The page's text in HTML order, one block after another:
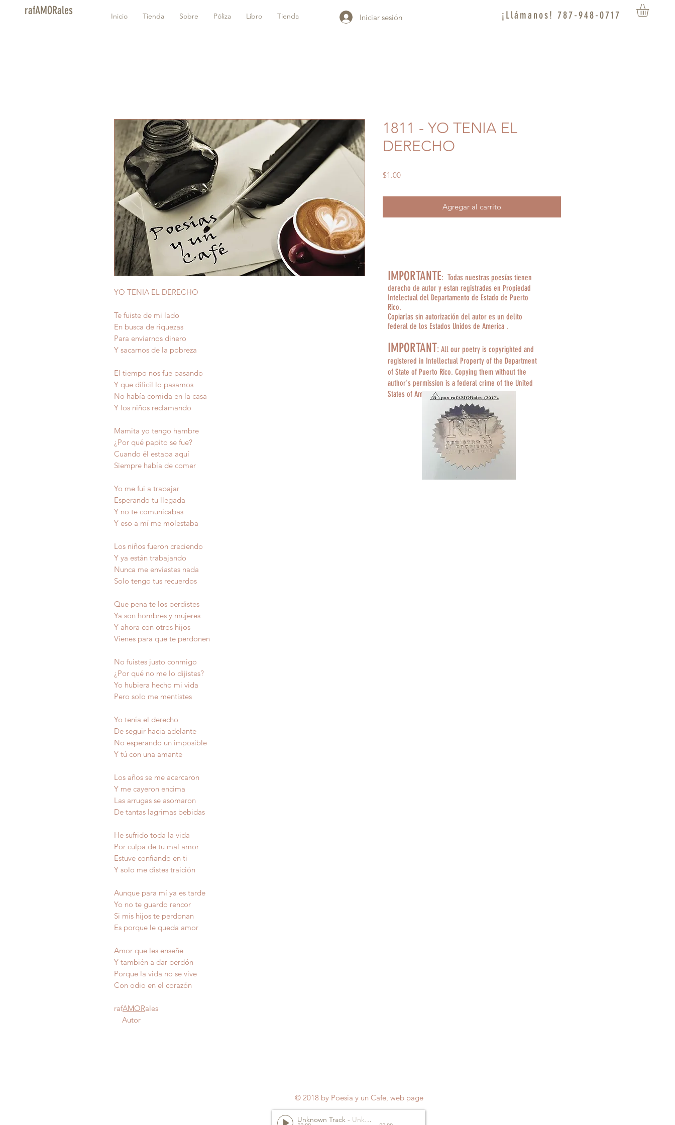
rafAMORales Inicio Tienda Sobre Póliza Libro Tienda Iniciar sesión ¡Llámanos! 787-948-0717
YO TENIA EL DERECHO
Te fuiste de mi lado
En busca de riquezas
Para enviarnos dinero
Y sacarnos de la pobreza
El tiempo nos fue pasando
Y que difícil lo pasamos
No había comida en la casa
Y los niños reclamando
Mamita yo tengo hambre
¿Por qué papito se fue?
Cuando él estaba aquí
Siempre había de comer
Yo me fui a trabajar
Esperando tu llegada
Y no te comunicabas
Y eso a mí me molestaba
Los niños fueron creciendo
Y ya están trabajando
Nunca me enviastes nada
Solo tengo tus recuerdos
Que pena te los perdistes
Ya son hombres y mujeres
Y ahora con otros hijos
Vienes para que te perdonen
No fuistes justo conmigo
¿Por qué no me lo dijistes?
Yo hubiera hecho mi vida
Pero solo me mentistes
Yo tenía el derecho
De seguir hacia adelante
No esperando un imposible
Y tú con una amante
Los años se me acercaron
Y me cayeron encima
Las arrugas se asomaron
De tantas lagrimas bebidas
He sufrido toda la vida
Por culpa de tu mal amor
Estuve confiando en ti
Y solo me distes traición
Aunque para mí ya es tarde
Yo no te guardo rencor
Si mis hijos te perdonan
Es porque le queda amor
Amor que les enseñe
Y también a dar perdón
Porque la vida no se vive
Con odio en el corazón
rafAMORales
Autor
1811 - YO TENIA EL
DERECHO
$1.00Precio
Agregar al carrito
IMPORTANTE: Todas nuestras poesías tienen
derecho de autor y estan registradas en Propiedad
Intelectual del Departamento de Estado de Puerto
Rico.
Copiarlas sin autorización del autor es un delito
federal de los Estados Unidos de America .
IMPORTANT: All our poetry is copyrighted and
registered in Intellectual Property of the Department
of State of Puerto Rico. Copying them without the
author's permission is a federal crime of the United
States of America.
© 2018 by Poesia y un Cafe, web page
Unknown Track - Unknown Artist